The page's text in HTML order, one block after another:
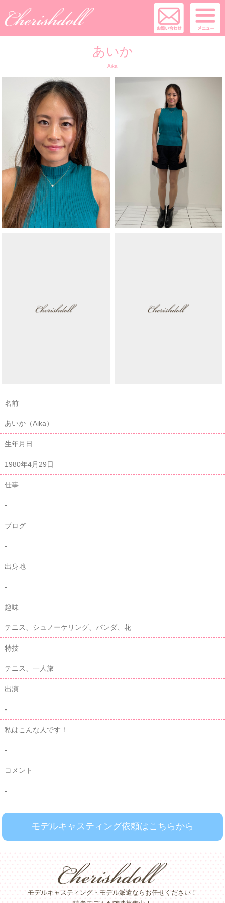
あいか
Aika
名前
あいか（Aika）
生年月日
1980年4月29日
仕事
-
ブログ
-
出身地
-
趣味
テニス、シュノーケリング、パンダ、花
特技
テニス、一人旅
出演
-
私はこんな人です！
-
コメント
-
モデルキャスティング依頼はこちらから
モデルキャスティング・モデル派遣ならお任せください！